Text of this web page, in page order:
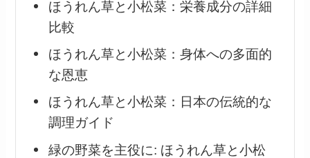
ほうれん草と小松菜：栄養成分の詳細
比較
ほうれん草と小松菜：身体への多面的
な恩恵
ほうれん草と小松菜：日本の伝統的な
調理ガイド
緑の野菜を主役に: ほうれん草と小松